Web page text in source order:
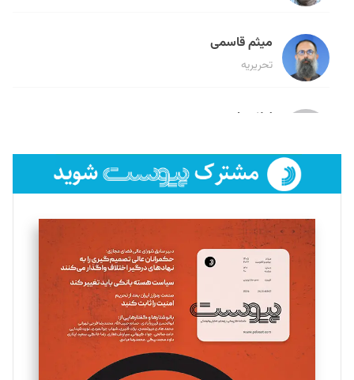
میثم قاسمی
تحریریه
لیلا حنارود
فائزه فتحی رستمی
تحریریه
سروش کرمیان
تحریریه
مینا پاکدل